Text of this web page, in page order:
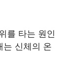
를 타는 원인
는 신체의 온